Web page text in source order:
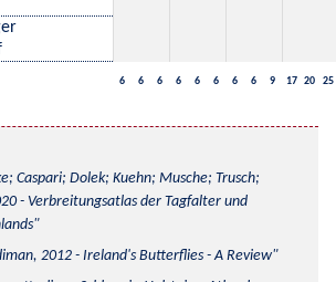
6 6 6 6 6 6 6 6 9 17 20 25
Caspari; Dolek; Kuehn; Musche; Trusch;
- Verbreitungsatlas der Tagfalter und
2012 - Ireland's Butterflies - A Review